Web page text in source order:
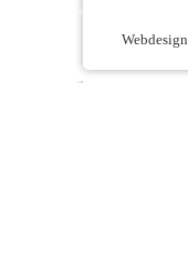
Webdesign